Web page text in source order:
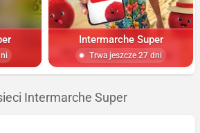
Intermarche Super
Trwa jeszcze 27 dni
Intermarche Super